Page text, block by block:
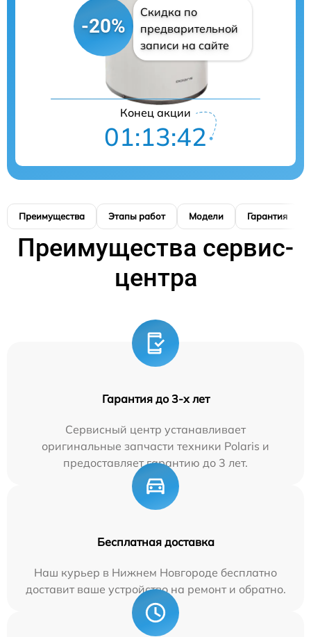
-20%
Скидка по
предварительной
записи на сайте
Конец акции
01:13:41
Преимущества Этапы работ Модели Гарантия
Преимущества сервис-
центра
Гарантия до 3-х лет
Сервисный центр устанавливает
оригинальные запчасти техники Polaris и
предоставляет гарантию до 3 лет.
Бесплатная доставка
Наш курьер в Нижнем Новгороде бесплатно
доставит ваше устройство на ремонт и обратно.